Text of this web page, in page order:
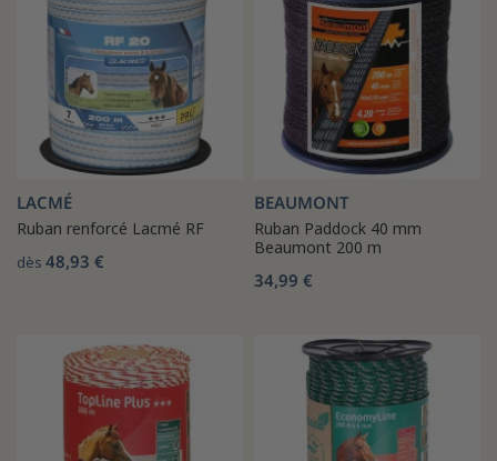
LACMÉ
Ruban renforcé Lacmé RF
dès 48,93 €
BEAUMONT
Ruban Paddock 40 mm
Beaumont 200 m
34,99 €